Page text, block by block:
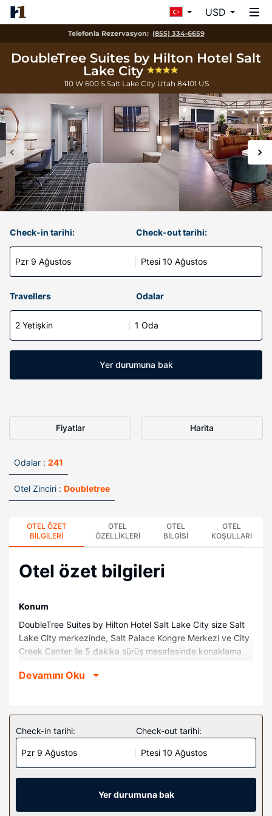
USD
Telefonla Rezervasyon: (855) 334-6659
DoubleTree Suites by Hilton Hotel Salt
Lake City
110 W 600 S Salt Lake City Utah 84101 US
Check-in tarihi:
Pzr 9 Ağustos
Check-out tarihi:
Ptesi 10 Ağustos
Travellers Odalar
2 Yetişkin 1 Oda
Yer durumuna bak
Fiyatlar Harita
Odalar : 241
Otel Zinciri : Doubletree
OTEL ÖZET
BILGILERI
OTEL
ÖZELLIKLERI
OTEL
BILGISI
OTEL
KOŞULLARI
Otel özet bilgileri
Konum
DoubleTree Suites by Hilton Hotel Salt Lake City size Salt
Lake City merkezinde, Salt Palace Kongre Merkezi ve City
Creek Center ile 5 dakika sürüş mesafesinde konaklama
ve Temple Meydanı ile 1,2 mi (2 km) mesafede.
Misafirler için 241 klimalı odada buzdolabı ve mikrodalga
fırın mevcuttur. Misafirlerin iyi vakit geçirmesi için kablolu
TV kanalları olan 42-inç plazma televizyon ve ücretli
kablosuz internet vardır. Özel banyoda lüks
banyo/kozmetik ürünleri ve saç kurutma makinesi vardır.
Misafirlerimize dizüstü bilgisayar saklamaya uygun emanet
kasası, masa ve telefon ile ücretsiz şehir içi telefon
Devamını Oku
Check-in tarihi:
Pzr 9 Ağustos
Check-out tarihi:
Ptesi 10 Ağustos
Yer durumuna bak